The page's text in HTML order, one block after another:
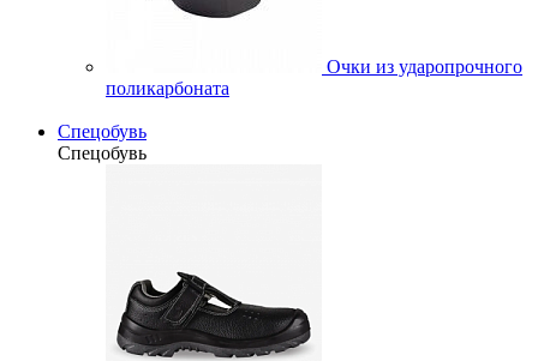
Очки из ударопрочного
поликарбоната
Спецобувь
Спецобувь